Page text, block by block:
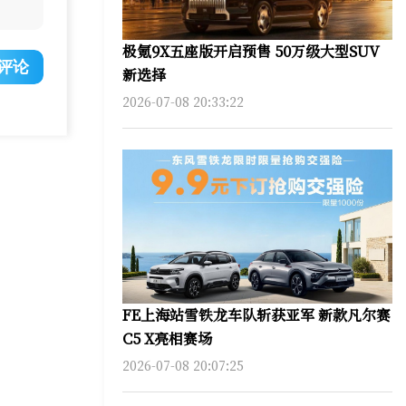
论
极氪9X五座版开启预售 50万级大型SUV
新选择
2026-07-08 20:33:22
FE上海站雪铁龙车队斩获亚军 新款凡尔赛
C5 X亮相赛场
2026-07-08 20:07:25